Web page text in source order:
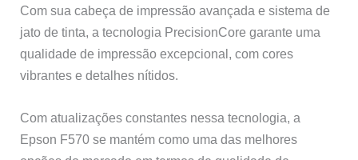
Com sua cabeça de impressão avançada e sistema de
jato de tinta, a tecnologia PrecisionCore garante uma
qualidade de impressão excepcional, com cores
vibrantes e detalhes nítidos.
Com atualizações constantes nessa tecnologia, a
Epson F570 se mantém como uma das melhores